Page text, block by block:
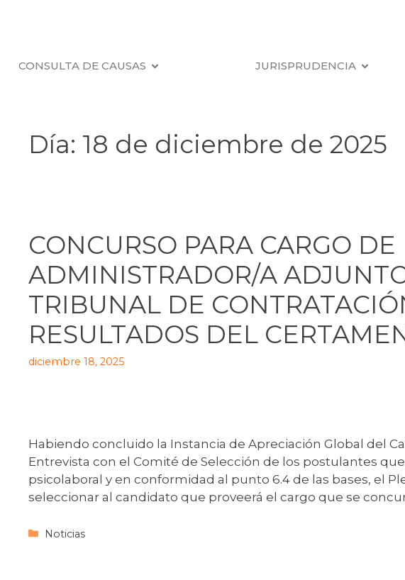
CONSULTA DE CAUSAS JURISPRUDENCIA
Día: 18 de diciembre de 2025
CONCURSO PARA CARGO DE
ADMINISTRADOR/A
TRIBUNAL DE
RESULTADOS DEL
diciembre 18, 2025
Habiendo concluido la Instancia de Apreciación Global del
Entrevista con el Comité de Selección de los postulantes
psicolaboral y en conformidad al punto 6.4 de las bases, el
seleccionar al candidato que proveerá el cargo que se
Noticias